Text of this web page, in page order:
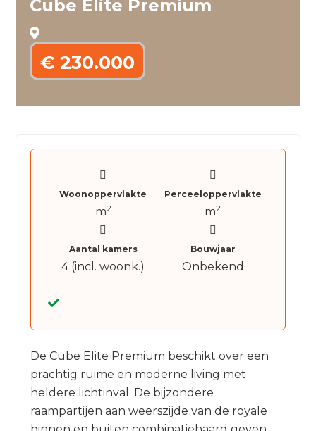
Cube Elite Premium
€ 230.000
Woonoppervlakte
m2
Perceeloppervlakte
m2
Aantal kamers
4 (incl. woonk.)
Bouwjaar
Onbekend
De Cube Elite Premium beschikt over een
prachtig ruime en moderne living met
heldere lichtinval. De bijzondere
raampartijen aan weerszijde van de royale